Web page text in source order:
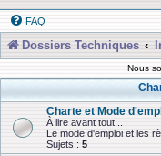
FAQ
Dossiers Techniques
Nous
Charte et Mode
À lire avant tout...
Le mode d'emploi et les
Sujets : 5